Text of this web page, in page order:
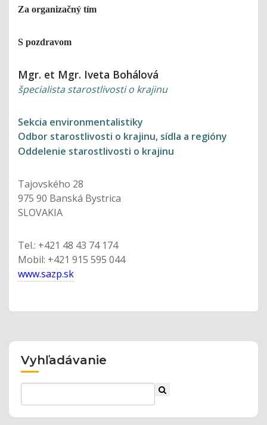
Za organizačný tím
S pozdravom
Mgr. et Mgr. Iveta Bohálová
špecialista starostlivosti o krajinu
Sekcia environmentalistiky
Odbor starostlivosti o krajinu, sídla a regióny
Oddelenie starostlivosti o krajinu
Tajovského 28
975 90 Banská Bystrica
SLOVAKIA
Tel.: +421 48 43 74 174
Mobil: +421 915 595 044
www.sazp.sk
Vyhľadávanie